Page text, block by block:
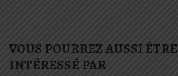
VOUS POURREZ AUSSI ÊTRE
INTÉRESSÉ PAR